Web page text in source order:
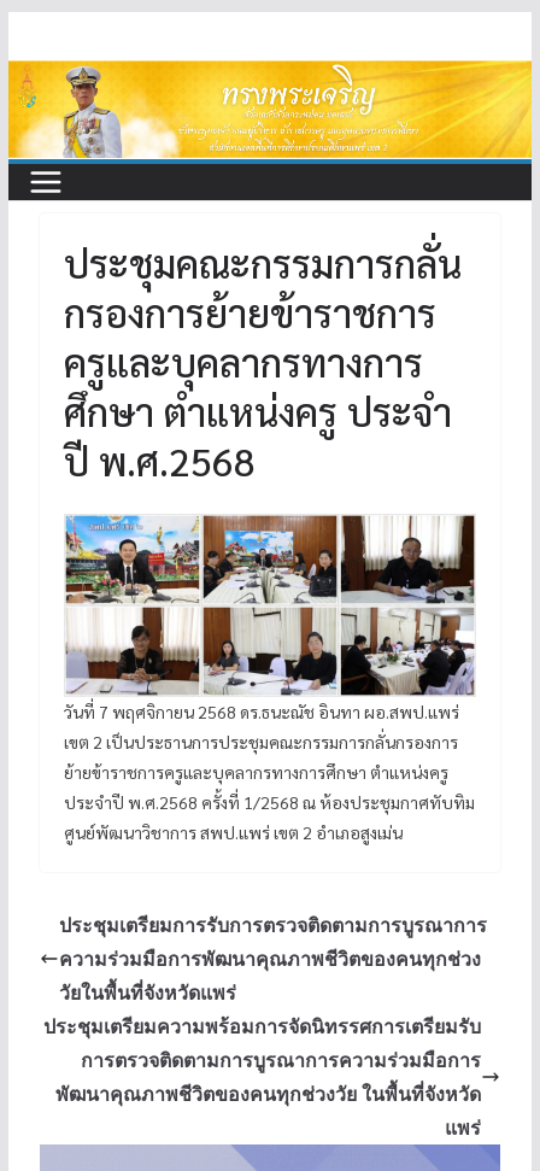
to
content
ประชุมคณะกรรมการกลั่น
กรองการย้ายข้าราชการ
ครูและบุคลากรทางการ
ศึกษา ตำแหน่งครู ประจำ
ปี พ.ศ.2568
วันที่ 7 พฤศจิกายน 2568 ดร.ธนะณัช อินทา ผอ.สพป.แพร่
เขต 2 เป็นประธานการประชุมคณะกรรมการกลั่นกรองการ
ย้ายข้าราชการครูและบุคลากรทางการศึกษา ตำแหน่งครู
ประจำปี พ.ศ.2568 ครั้งที่ 1/2568 ณ ห้องประชุมกาศทับทิม
ศูนย์พัฒนาวิชาการ สพป.แพร่ เขต 2 อำเภอสูงเม่น
ประชุมเตรียมการรับการตรวจติดตามการบูรณาการ
ความร่วมมือการพัฒนาคุณภาพชีวิตของคนทุกช่วง
วัยในพื้นที่จังหวัดแพร่
ประชุมเตรียมความพร้อมการจัดนิทรรศการเตรียมรับ
การตรวจติดตามการบูรณาการความร่วมมือการ
พัฒนาคุณภาพชีวิตของคนทุกช่วงวัย ในพื้นที่จังหวัด
แพร่